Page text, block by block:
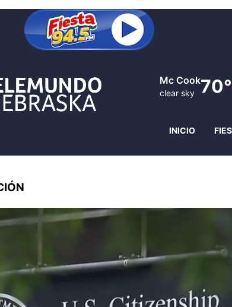
Lexington
clear sky
INICIO